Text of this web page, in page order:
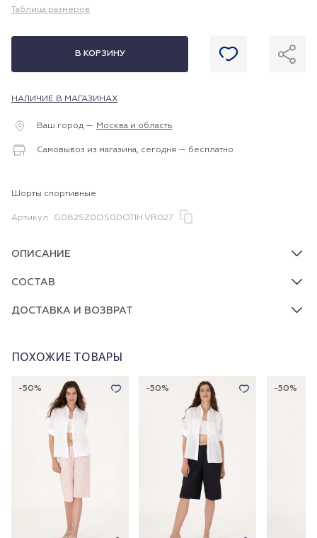
Таблица размеров
В КОРЗИНУ
НАЛИЧИЕ В МАГАЗИНАХ
Ваш город — Москва и область
Самовывоз из магазина, сегодня — бесплатно
Шорты спортивные
Артикул G082SZ0OS0DOTIH.VR027
ОПИСАНИЕ
СОСТАВ
ДОСТАВКА И ВОЗВРАТ
ПОХОЖИЕ ТОВАРЫ
-50% -50% -50%